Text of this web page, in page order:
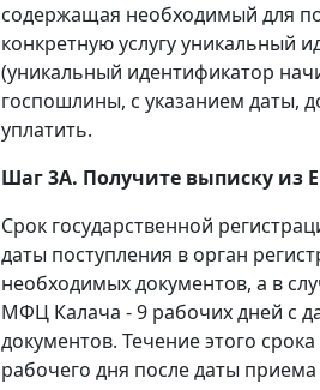
содержащая необходимый для
конкретную услугу уникальный
(уникальный идентификатор
госпошлины, с указанием даты,
уплатить.
Шаг 3А. Получите выписку из
Срок государственной
даты поступления в орган
необходимых документов, а в
МФЦ Калача - 9 рабочих дней с
документов. Течение этого
рабочего дня после даты